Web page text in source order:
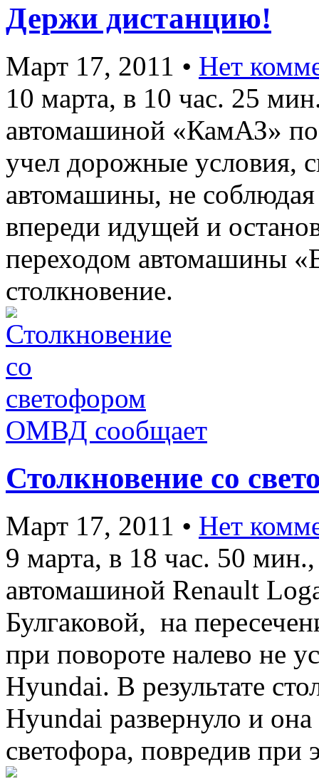
Держи дистанцию!
Март 17, 2011 • Нет
10 марта, в 10 час. 25
автомашиной «КамАЗ»
учел дорожные условия,
автомашины, не
впереди идущей и
переходом автомашины
столкновение.
ОМВД сообщает
Столкновение со
Март 17, 2011 • Нет
9 марта, в 18 час. 50
автомашиной Renault
Булгаковой, на
при повороте налево не
Hyundai. В результате
Hyundai развернуло и
светофора, повредив при